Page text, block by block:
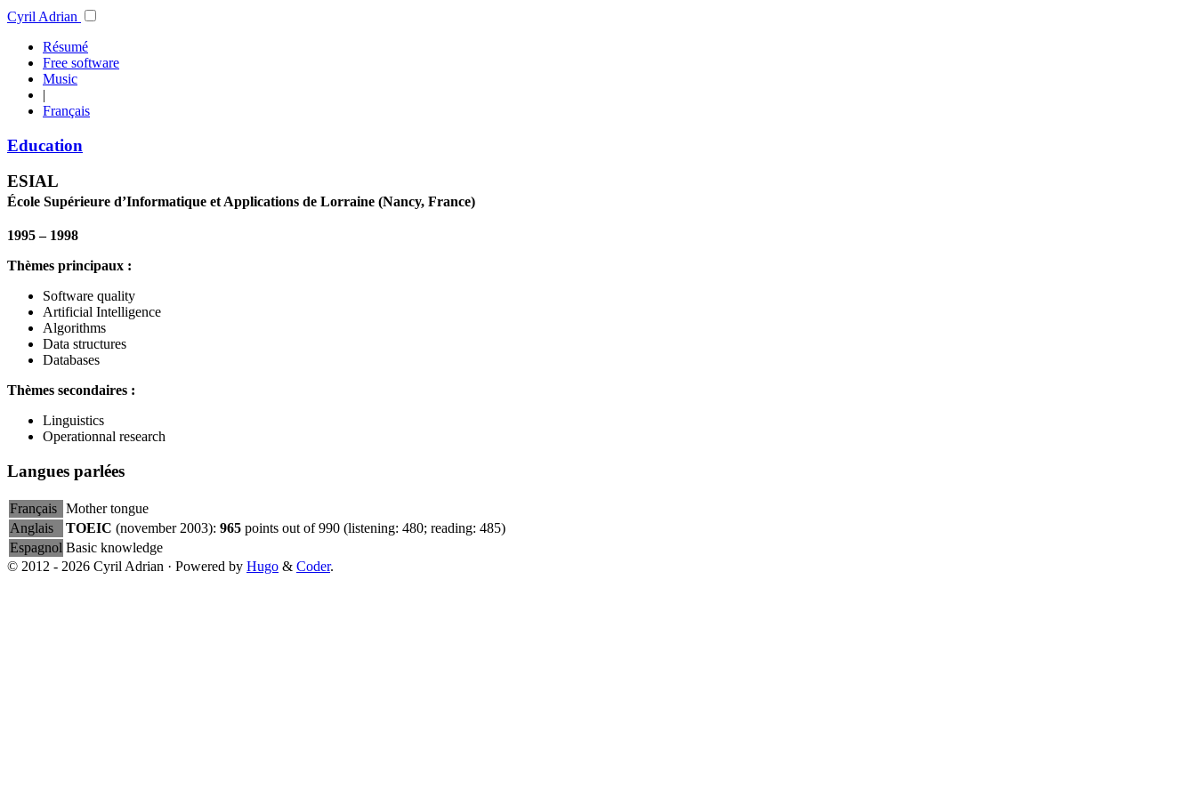
Cyril Adrian
Résumé
Free software
Music
|
Français
Education
ESIAL
École Supérieure d’Informatique et Applications de Lorraine (Nancy, France)
1995 – 1998
Thèmes principaux :
Software quality
Artificial Intelligence
Algorithms
Data structures
Databases
Thèmes secondaires :
Linguistics
Operationnal research
Langues parlées
Français Mother tongue
Anglais
TOEIC (november 2003): 965 points out of 990 (listening: 480; reading: 485)
Espagnol Basic knowledge
© 2012 - 2026 Cyril Adrian · Powered by Hugo & Coder.